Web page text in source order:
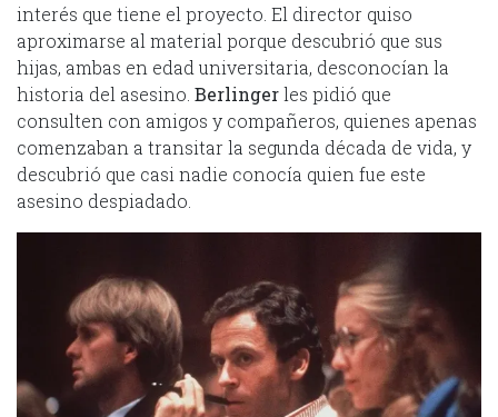
interés que tiene el proyecto. El director quiso
aproximarse al material porque descubrió que sus
hijas, ambas en edad universitaria, desconocían la
historia del asesino. Berlingerles pidió que
consulten con amigos y compañeros, quienes apenas
comenzaban a transitar la segunda década de vida, y
descubrió que casi nadie conocía quien fue este
asesino despiadado.